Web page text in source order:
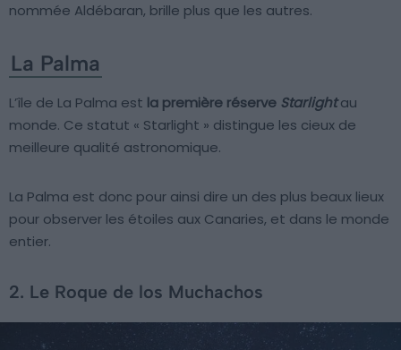
nommée Aldébaran, brille plus que les autres.
La Palma
L’île de La Palma est la première réserve Starlightau
monde. Ce statut « Starlight » distingue les cieux de
meilleure qualité astronomique.
La Palma est donc pour ainsi dire un des plus beaux lieux
pour observer les étoiles aux Canaries, et dans le monde
entier.
2. Le Roque de los Muchachos